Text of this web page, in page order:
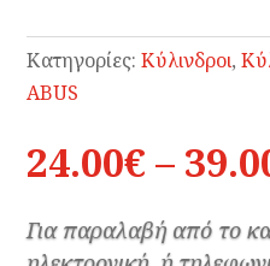
Κατηγορίες:Κύλινδροι,
ABUS
24.00€ –
Για παραλαβή από το